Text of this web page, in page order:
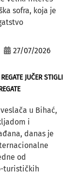
sofra, koja je
27/07/2026
JUČER STIGLI
u Bihać,
i
danas je
od
turističkih